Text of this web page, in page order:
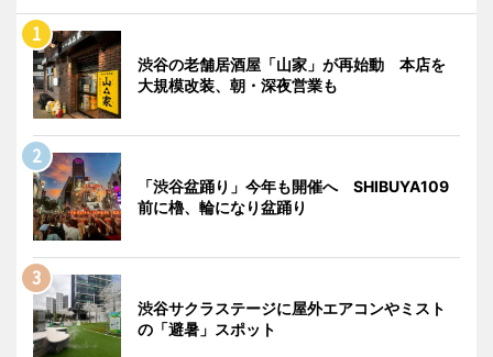
渋谷の老舗居酒屋「山家」が再始動 本店を
大規模改装、朝・深夜営業も
「渋谷盆踊り」今年も開催へ SHIBUYA109
前に櫓、輪になり盆踊り
渋谷サクラステージに屋外エアコンやミスト
の「避暑」スポット